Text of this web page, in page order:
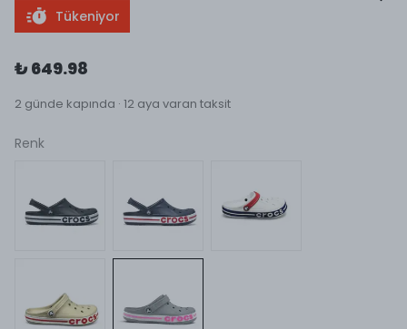
Tükeniyor
₺ 649.98
2 günde kapında · 12 aya varan taksit
Renk